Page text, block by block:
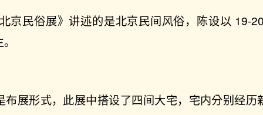
京民俗展》讲述的是北京民间风俗，陈设以 19-
布展形式，此展中搭设了四间大宅，宅内分别经历